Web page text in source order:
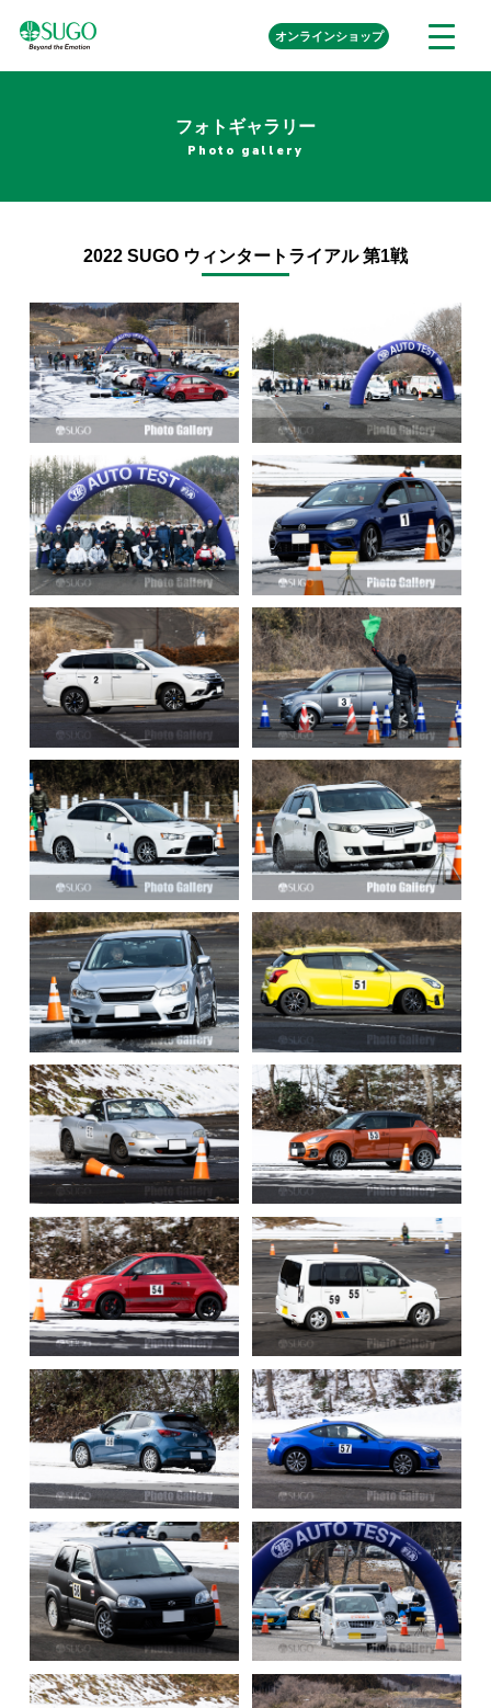
メ
オンラインショップ外
部
フォトギャラリー
Photo gallery
2022 SUGO ウィンタートライアル 第1戦